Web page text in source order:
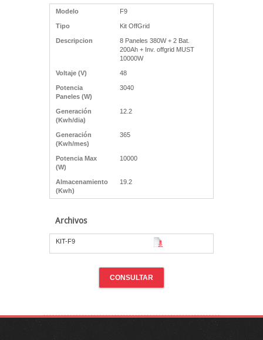
Modelo F9
Tipo Kit OffGrid
Descripcion
8 Paneles 380W + 2 Bat.
200Ah + Inv. offgrid MUST
10000W
Voltaje (V) 48
Potencia
Paneles (W)
3040
Generación
(Kwh/dia)
12.2
Generación
(Kwh/mes)
365
Potencia Max
(W)
10000
Almacenamiento
(Kwh)
19.2
Archivos
KIT-F9
CONSULTAR